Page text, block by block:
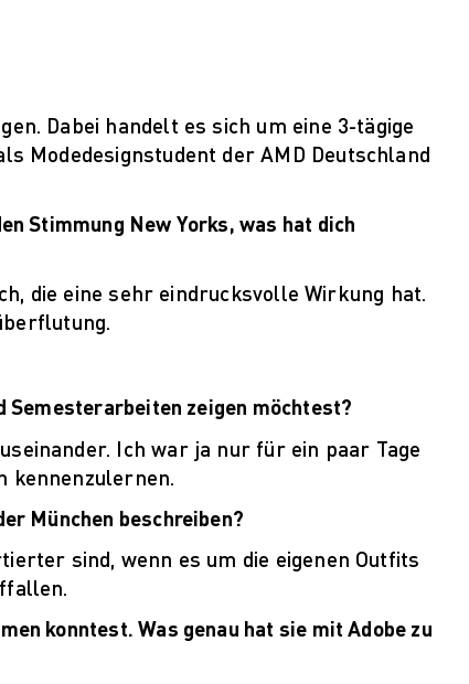
Dabei handelt es sich um eine 3-tägige
Modedesignstudent der AMD Deutschland
Stimmung New Yorks, was hat dich
die eine sehr eindrucksvolle Wirkung hat.
Semesterarbeiten zeigen möchtest?
Ich war ja nur für ein paar Tage
kennenzulernen.
München beschreiben?
sind, wenn es um die eigenen Outfits
konntest. Was genau hat sie mit Adobe zu